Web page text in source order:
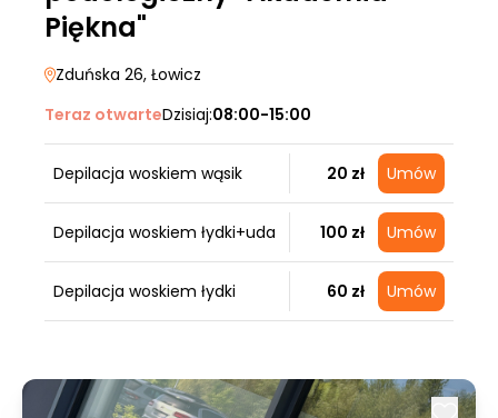
Piękna"
Zduńska 26, Łowicz
Teraz otwarteDzisiaj:08:00-15:00
Depilacja woskiem wąsik 20 zł Umów
Depilacja woskiem łydki+uda 100 zł Umów
Depilacja woskiem łydki 60 zł Umów